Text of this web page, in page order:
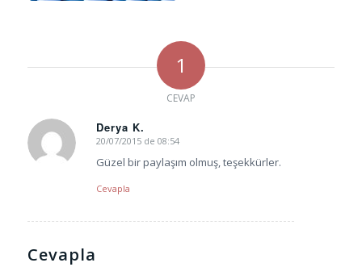
1
CEVAP
Derya K.
says:
20/07/2015 de 08:54
Güzel bir paylaşım olmuş, teşekkürler.
Cevapla
Cevapla